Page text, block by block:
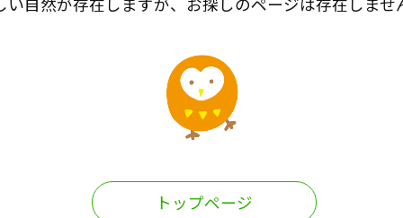
トップページ